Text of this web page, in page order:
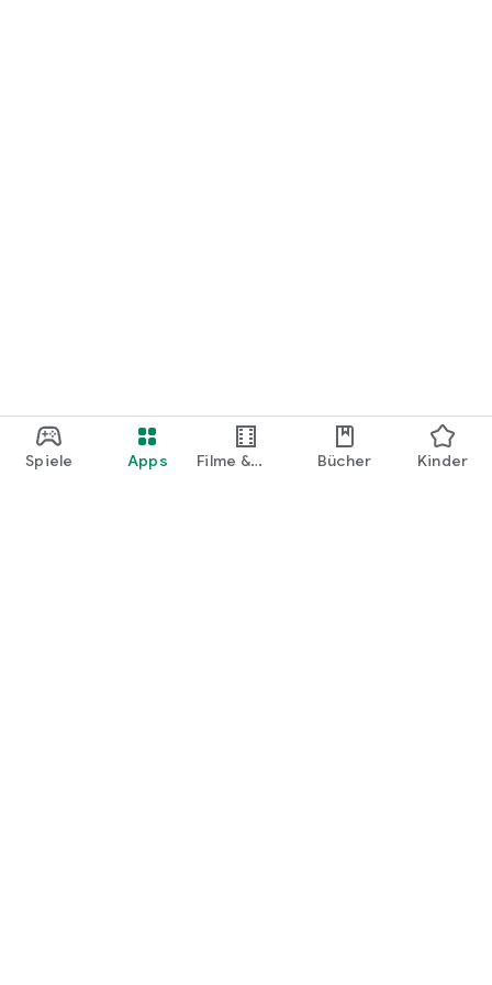
Spiele Apps
Filme &
Bücher Kinder